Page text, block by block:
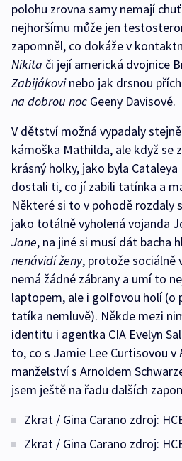
polohu zrovna samy nemají
nejhoršímu může jen
zapomněl, co dokáže v
Nikita či její americká dvojnice
Zabijákovinebo jak drsnou
na dobrou noc Geeny Davisové.
V dětství možná vypadaly
kámoška Mathilda, ale když se
krásný holky, jako byla Cataleya
dostali ti, co jí zabili tatínka a
Některé si to v pohodě rozdaly
jako totálně vyholená vojanda
Jane, na jiné si musí dát bacha
nenávidí ženy, protože sociálně
nemá žádné zábrany a umí to
laptopem, ale i golfovou holí (o
tatíka nemluvě). Někde mezi
identitu i agentka CIA Evelyn
to, co s Jamie Lee Curtisovou v
manželství s Arnoldem
jsem ještě na řadu dalších
Zkrat / Gina Carano zdroj:
Zkrat / Gina Carano zdroj: